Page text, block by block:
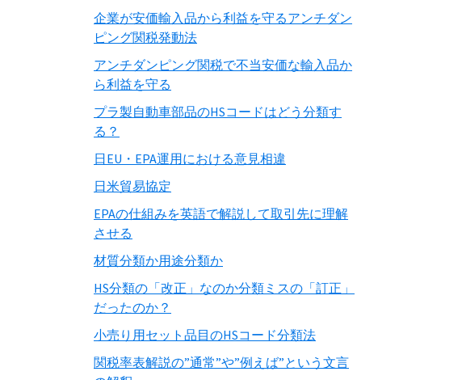
企業が安価輸入品から利益を守るアンチダン
ピング関税発動法
アンチダンピング関税で不当安価な輸入品か
ら利益を守る
プラ製自動車部品のHSコードはどう分類す
る？
日EU・EPA運用における意見相違
日米貿易協定
EPAの仕組みを英語で解説して取引先に理解
させる
材質分類か用途分類か
HS分類の「改正」なのか分類ミスの「訂正」
だったのか？
小売り用セット品目のHSコード分類法
関税率表解説の”通常”や”例えば”という文言